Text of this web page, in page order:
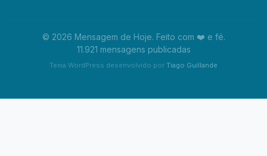
© 2026 Mensagem de Hoje. Feito com ❤️ e fé.
11.921 mensagens publicadas
Tema WordPress desenvolvido por Tiago Guillande